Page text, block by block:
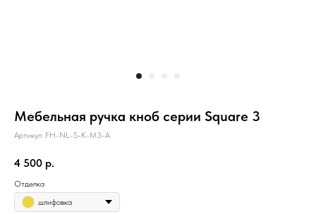
Мебельная ручка кноб серии Square 3
Артикул: FH-NL-S-K-M3-A
4 500 р.
Отделка
шлифовка